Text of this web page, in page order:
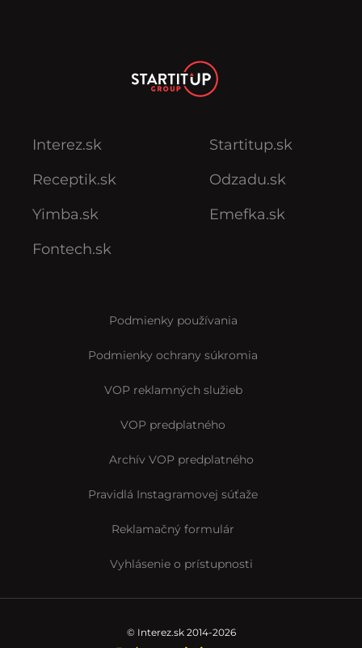
Interez.sk
Receptik.sk
Yimba.sk
Fontech.sk
Startitup.sk
Odzadu.sk
Emefka.sk
Podmienky používania
Podmienky ochrany súkromia
VOP reklamných služieb
VOP predplatného
Archív VOP predplatného
Pravidlá Instagramovej súťaže
Reklamačný formulár
Vyhlásenie o prístupnosti
© Interez.sk 2014-2026